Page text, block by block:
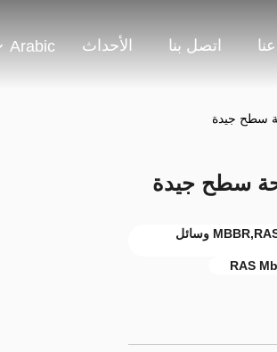
اتصل بنا الأحداث Arabic
حامل MBBR من HDPE العذراء,وسائل التصفية البلاستيكية MBBR,RAS Mbbr وسائل
RAS